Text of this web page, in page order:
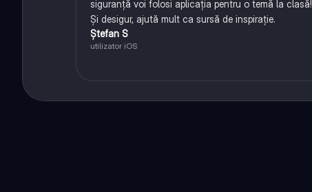
siguranță voi folosi aplicația pentru o temă la clasă!
Și desigur, ajută mult ca sursă de inspirație.
Ștefan S
utilizator iOS